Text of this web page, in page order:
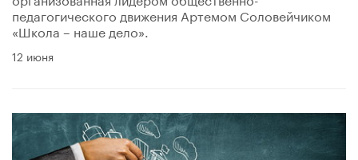
педагогического движения Артемом Соловейчиком
«Школа – наше дело».
12 июня